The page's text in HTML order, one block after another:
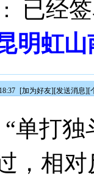
已经
明虹
[加为好友][发送消息][
打独
，相